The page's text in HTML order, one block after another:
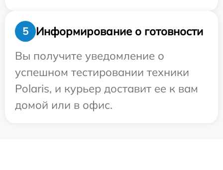
5
Информирование о готовности
Вы получите уведомление о
успешном тестировании техники
Polaris, и курьер доставит ее к вам
домой или в офис.